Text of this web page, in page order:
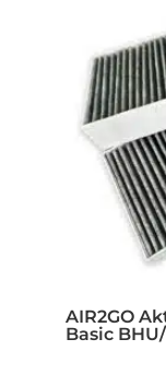
AIR2GO
Basic